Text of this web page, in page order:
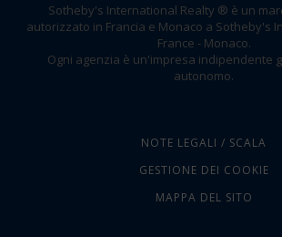
Sotheby's International Realty ® è un
autorizzato in Francia e Monaco a Sotheby's
France - Monaco.
Ogni agenzia è un'impresa indipendente
autonomo.
NOTE LEGALI / SCALA
GESTIONE DEI COOKIE
MAPPA DEL SITO